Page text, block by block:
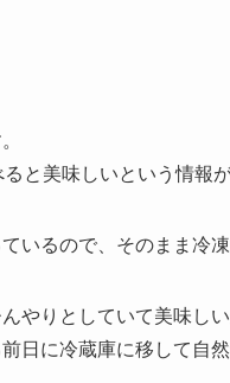
まいます。
限は変わりませんので、